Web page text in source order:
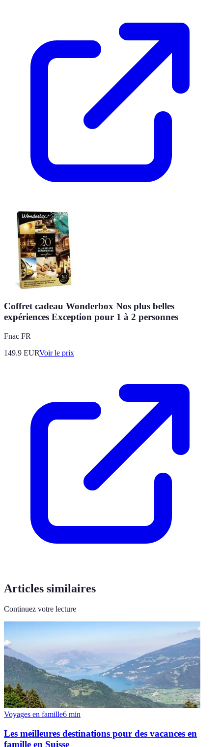
Coffret cadeau Wonderbox Nos plus belles
expériences Exception pour 1 à 2 personnes
Fnac FR
149.9 EURVoir le prix
Articles similaires
Continuez votre lecture
Voyages en famille6 min
Les meilleures destinations pour des vacances en
famille en Suisse